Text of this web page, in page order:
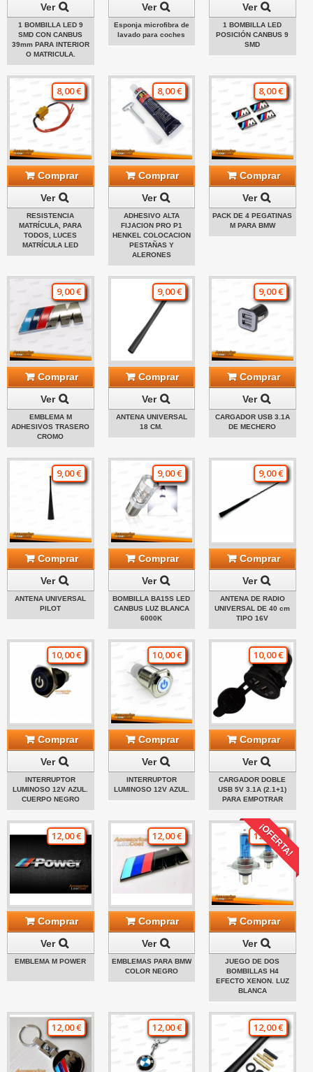
Ver
1 BOMBILLA LED 9
SMD CON CANBUS
39mm PARA INTERIOR
O MATRICULA.
Ver
Esponja microfibra de
lavado para coches
Ver
1 BOMBILLA LED
POSICIÓN CANBUS 9
SMD
8,00 €
Comprar
Ver
RESISTENCIA
MATRÍCULA, PARA
TODOS, LUCES
MATRÍCULA LED
8,00 €
Comprar
Ver
ADHESIVO ALTA
FIJACION PRO P1
HENKEL COLOCACION
PESTAÑAS Y
ALERONES
8,00 €
Comprar
Ver
PACK DE 4 PEGATINAS
M PARA BMW
9,00 €
Comprar
Ver
EMBLEMA M
ADHESIVOS TRASERO
CROMO
9,00 €
Comprar
Ver
ANTENA UNIVERSAL
18 CM.
9,00 €
Comprar
Ver
CARGADOR USB 3.1A
DE MECHERO
9,00 €
Comprar
Ver
ANTENA UNIVERSAL
PILOT
9,00 €
Comprar
Ver
BOMBILLA BA15S LED
CANBUS LUZ BLANCA
6000K
9,00 €
Comprar
Ver
ANTENA DE RADIO
UNIVERSAL DE 40 cm
TIPO 16V
10,00 €
Comprar
Ver
INTERRUPTOR
LUMINOSO 12V AZUL.
CUERPO NEGRO
10,00 €
Comprar
Ver
INTERRUPTOR
LUMINOSO 12V AZUL.
10,00 €
Comprar
Ver
CARGADOR DOBLE
USB 5V 3.1A (2.1+1)
PARA EMPOTRAR
12,00 €
Comprar
Ver
EMBLEMA M POWER
12,00 €
Comprar
Ver
EMBLEMAS PARA BMW
COLOR NEGRO
¡OFERTA!
12,00 €
Comprar
Ver
JUEGO DE DOS
BOMBILLAS H4
EFECTO XENON. LUZ
BLANCA
12,00 € 12,00 € 12,00 €